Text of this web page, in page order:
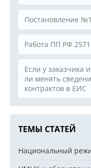
Постановление
Работа ПП РФ 2571
Если у заказчика
ли менять
контрактов в ЕИС
ТЕМЫ СТАТЕЙ
Национальный